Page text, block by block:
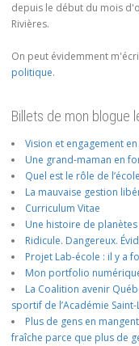
depuis le début du mois
Rivières.
On peut évidemment
politique.
Billets de mon blogue
Vision et engagement
Une grand-maman en
Quel est le rôle de
La mauvaise gestion
Curriculum Vitae
Une histoire de planètes
Ridicule. Dangereux.
Projet Lab-école : il y a
Mon portfolio
La Coalition avenir
sportif de l’Académie
Plus de gens en
fraîche parce que plus de